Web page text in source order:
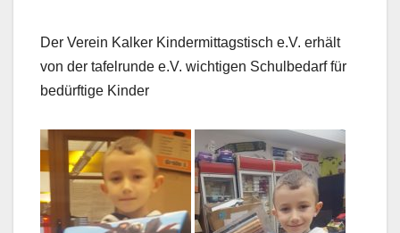
Der Verein Kalker Kindermittagstisch e.V. erhält
von der tafelrunde e.V. wichtigen Schulbedarf für
bedürftige Kinder